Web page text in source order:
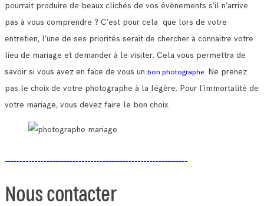
pourrait produire de beaux clichés de vos évènements s’il n’arrive
pas à vous comprendre ? C’est pour cela que lors de votre
entretien, l’une de ses priorités serait de chercher à connaitre votre
lieu de mariage et demander à le visiter. Cela vous permettra de
savoir si vous avez en face de vous un bon photographe. Ne prenez
pas le choix de votre photographe à la légère. Pour l’immortalité de
votre mariage, vous devez faire le bon choix.
Nous contacter